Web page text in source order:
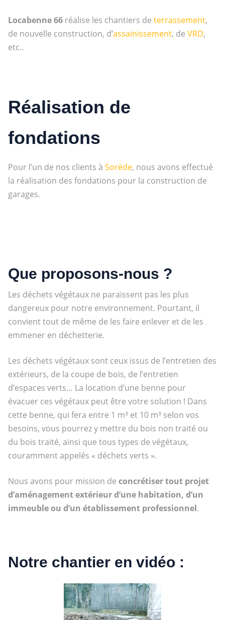
Locabenne 66 réalise les chantiers de terrassement,
de nouvelle construction, d’assainissement, de VRD,
etc..
Réalisation de
fondations
Pour l’un de nos clients à Sorède, nous avons effectué
la réalisation des fondations pour la construction de
garages.
Que proposons-nous ?
Les déchets végétaux ne paraissent pas les plus
dangereux pour notre environnement. Pourtant, il
convient tout de même de les faire enlever et de les
emmener en déchetterie.
Les déchets végétaux sont ceux issus de l’entretien des
extérieurs, de la coupe de bois, de l’entretien
d’espaces verts… La location d’une benne pour
évacuer ces végétaux peut être votre solution ! Dans
cette benne, qui fera entre 1 m³ et 10 m³ selon vos
besoins, vous pourrez y mettre du bois non traité ou
du bois traité, ainsi que tous types de végétaux,
couramment appelés « déchets verts ».
Nous avons pour mission de concrétiser tout projet
d’aménagement extérieur d’une habitation, d’un
immeuble ou d’un établissement professionnel.
Notre chantier en vidéo :